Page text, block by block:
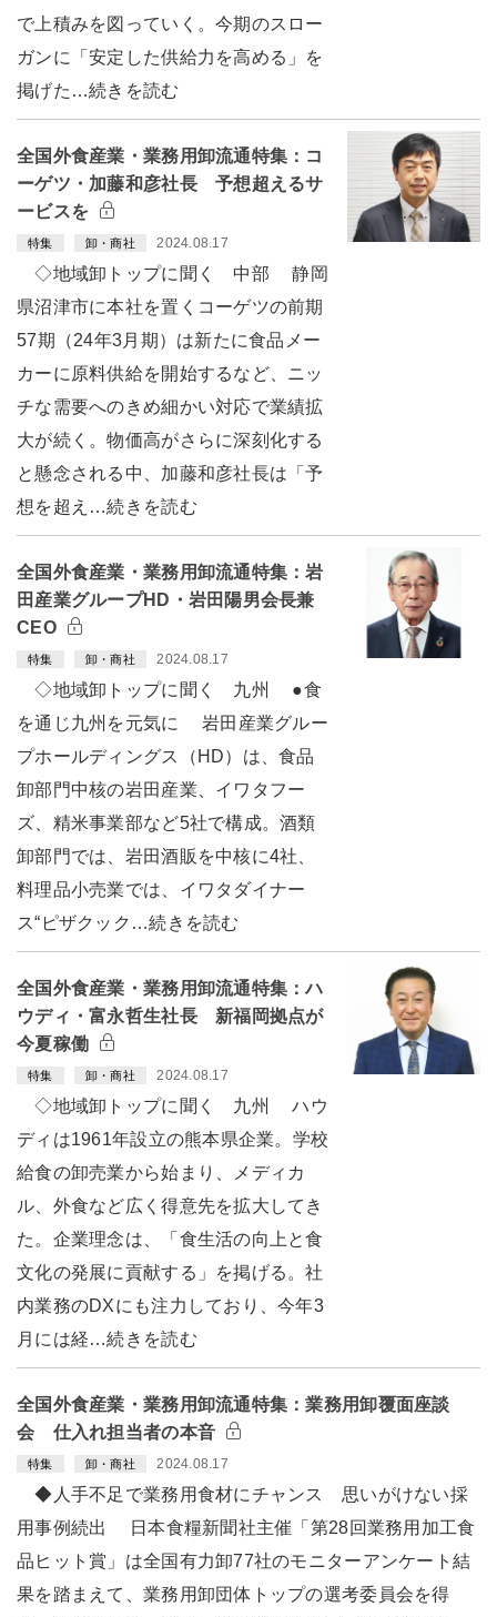
で上積みを図っていく。今期のスロー
ガンに「安定した供給力を高める」を
掲げた…続きを読む
全国外食産業・業務用卸流通特集：コ
ーゲツ・加藤和彦社長 予想超えるサ
ービスを
特集 卸・商社 2024.08.17
◇地域卸トップに聞く 中部 静岡
県沼津市に本社を置くコーゲツの前期
57期（24年3月期）は新たに食品メー
カーに原料供給を開始するなど、ニッ
チな需要へのきめ細かい対応で業績拡
大が続く。物価高がさらに深刻化する
と懸念される中、加藤和彦社長は「予
想を超え…続きを読む
全国外食産業・業務用卸流通特集：岩
田産業グループHD・岩田陽男会長兼
CEO
特集 卸・商社 2024.08.17
◇地域卸トップに聞く 九州 ●食
を通じ九州を元気に 岩田産業グルー
プホールディングス（HD）は、食品
卸部門中核の岩田産業、イワタフー
ズ、精米事業部など5社で構成。酒類
卸部門では、岩田酒販を中核に4社、
料理品小売業では、イワタダイナー
ス“ピザクック…続きを読む
全国外食産業・業務用卸流通特集：ハ
ウディ・富永哲生社長 新福岡拠点が
今夏稼働
特集 卸・商社 2024.08.17
◇地域卸トップに聞く 九州 ハウ
ディは1961年設立の熊本県企業。学校
給食の卸売業から始まり、メディカ
ル、外食など広く得意先を拡大してき
た。企業理念は、「食生活の向上と食
文化の発展に貢献する」を掲げる。社
内業務のDXにも注力しており、今年3
月には経…続きを読む
全国外食産業・業務用卸流通特集：業務用卸覆面座談
会 仕入れ担当者の本音
特集 卸・商社 2024.08.17
◆人手不足で業務用食材にチャンス 思いがけない採
用事例続出 日本食糧新聞社主催「第28回業務用加工食
品ヒット賞」は全国有力卸77社のモニターアンケート結
果を踏まえて、業務用卸団体トップの選考委員会を得